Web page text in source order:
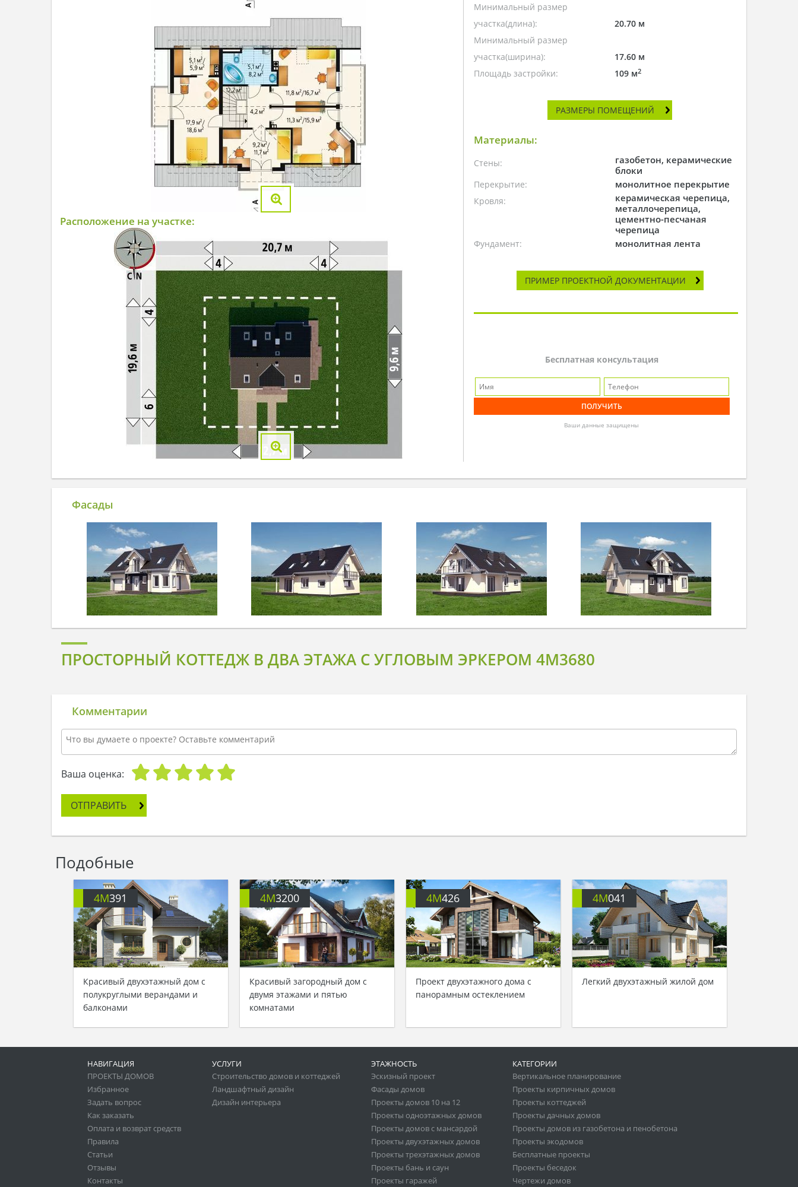
Расположение на участке:
Минимальный размер
участка(длина):
20.70 м
Минимальный размер
участка(ширина):
17.60 м
Площадь застройки:
109 м2
РАЗМЕРЫ ПОМЕЩЕНИЙ
Материалы:
Стены:
газобетон, керамические
блоки
Перекрытие: монолитное перекрытие
Кровля:
керамическая черепица,
металлочерепица,
цементно-песчаная
черепица
Фундамент: монолитная лента
ПРИМЕР ПРОЕКТНОЙ ДОКУМЕНТАЦИИ
Бесплатная консультация
Ваши данные защищены
Фасады
ПРОСТОРНЫЙ КОТТЕДЖ В ДВА ЭТАЖА С УГЛОВЫМ ЭРКЕРОМ 4M3680
Комментарии
Ваша оценка:
ОТПРАВИТЬ
Подобные
4M391
Красивый двухэтажный дом с
полукруглыми верандами и
балконами
4M3200
Красивый загородный дом с
двумя этажами и пятью
комнатами
4M426
Проект двухэтажного дома с
панорамным остеклением
4M041
Легкий двухэтажный жилой дом
НАВИГАЦИЯ
ПРОЕКТЫ ДОМОВ
Избранное
Задать вопрос
Как заказать
Оплата и возврат средств
Правила
Статьи
Отзывы
Контакты
УСЛУГИ
Строительство домов и коттеджей
Ландшафтный дизайн
Дизайн интерьера
ЭТАЖНОСТЬ
Эскизный проект
Фасады домов
Проекты домов 10 на 12
Проекты одноэтажных домов
Проекты домов с мансардой
Проекты двухэтажных домов
Проекты трехэтажных домов
Проекты бань и саун
Проекты гаражей
КАТЕГОРИИ
Вертикальное планирование
Проекты кирпичных домов
Проекты коттеджей
Проекты дачных домов
Проекты домов из газобетона и пенобетона
Проекты экодомов
Бесплатные проекты
Проекты беседок
Чертежи домов